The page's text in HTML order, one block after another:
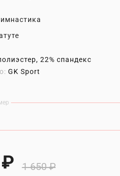
22% спандекс
GK Sport
1 650 ₽